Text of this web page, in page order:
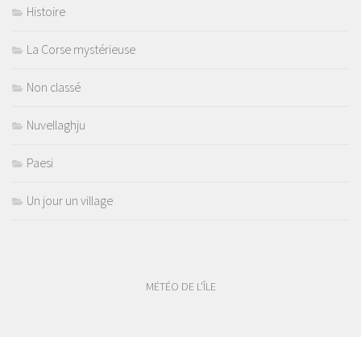
Histoire
La Corse mystérieuse
Non classé
Nuvellaghju
Paesi
Un jour un village
MÉTÉO DE L'ÎLE